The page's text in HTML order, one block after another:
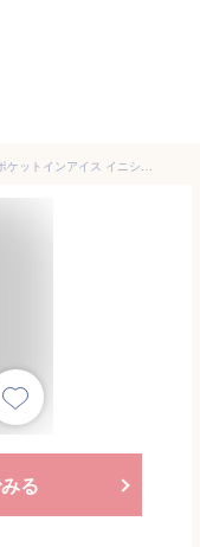
名入れ ギフト 氷嚢 氷のう 携帯用 emsamble ポケットインアイス イニシャル数字 アイスパック シリコン製 持ち運び アイシングパック ネッククーラー (カーキ)
る